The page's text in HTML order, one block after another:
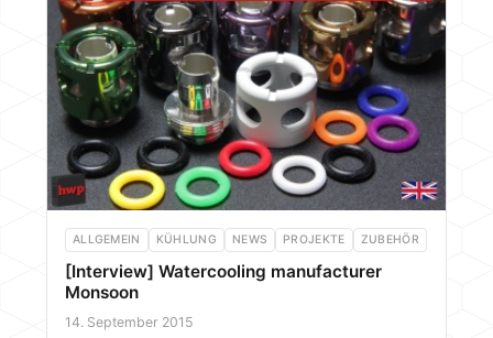
ALLGEMEIN KÜHLUNG NEWS PROJEKTE ZUBEHÖR
[Interview] Watercooling manufacturer
Monsoon
14. September 2015